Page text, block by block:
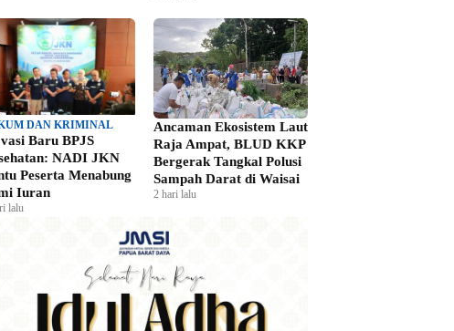
DAN KRIMINAL
Baru BPJS
NADI JKN
Peserta Menabung
Iuran
lalu
Ancaman Ekosistem Laut
Raja Ampat, BLUD KKP
Bergerak Tangkal Polusi
Sampah Darat di Waisai
2 hari lalu